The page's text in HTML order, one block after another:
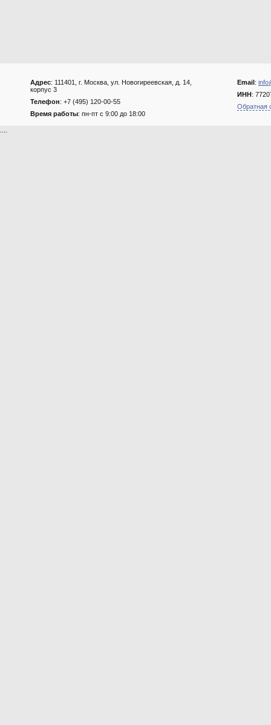
Адрес: 111401, г. Москва, ул. Новогиреевская, д. 14,
корпус 3
Телефон: +7 (495) 120-00-55
Время работы: пн-пт с 9:00 до 18:00
Email:
ИНН:
Обратная
....